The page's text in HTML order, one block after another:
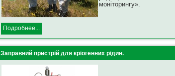
моніторингу».
Подробнее...
Заправний пристрій для кріогенних рідин.